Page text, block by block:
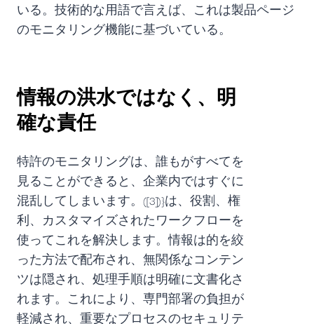
いる。技術的な用語で言えば、これは製品ページ
のモニタリング機能に基づいている。
情報の洪水ではなく、明
確な責任
特許のモニタリングは、誰もがすべてを
見ることができると、企業内ではすぐに
混乱してしまいます。([3])}は、役割、権
利、カスタマイズされたワークフローを
使ってこれを解決します。情報は的を絞
った方法で配布され、無関係なコンテン
ツは隠され、処理手順は明確に文書化さ
れます。これにより、専門部署の負担が
軽減され、重要なプロセスのセキュリテ